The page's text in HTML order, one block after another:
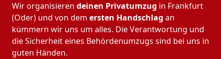
Wir organisieren deinen Privatumzug in Frankfurt
(Oder) und von dem ersten Handschlag an
kümmern wir uns um alles. Die Verantwortung und
die Sicherheit eines Behördenumzugs sind bei uns in
guten Händen.